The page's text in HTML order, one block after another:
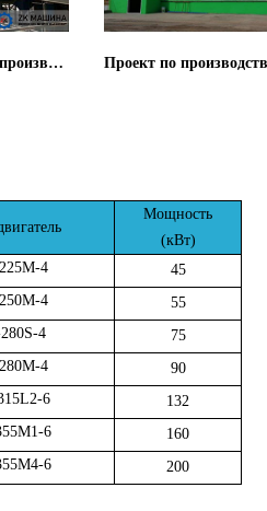
Система сушки кусковой руды с производительностью 1 миллион в год
Мощность
(кВт)
4
45
4
55
4
75
4
90
6
132
6
160
6 200